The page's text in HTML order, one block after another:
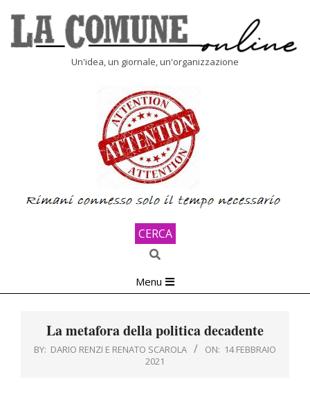
content
Un'idea, un giornale, un'organizzazione
CERCA
Search
Navigation
Menu
La metafora della politica decadente
BY: DARIO RENZI E RENATO SCAROLA ON: 14 FEBBRAIO
2021